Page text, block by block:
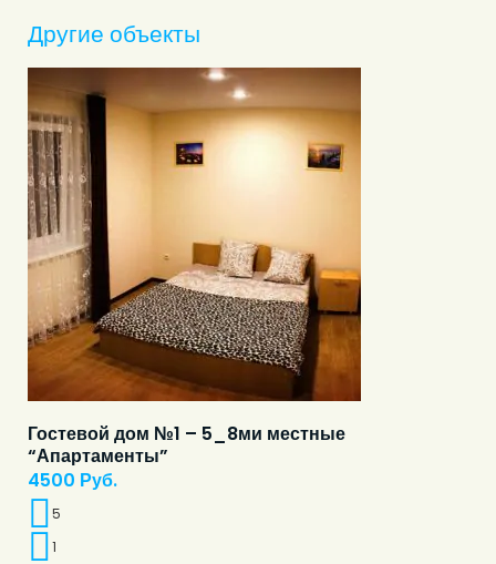
Другие объекты
Гостевой дом №1 – 5_8ми местные
“Апартаменты”
4500 Руб.
5
1